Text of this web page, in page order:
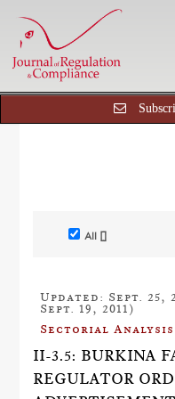
All []
Updated: Sept.
Sept. 19, 2011)
Sectorial Analysis
II-3.5: BURKINA
REGULATOR